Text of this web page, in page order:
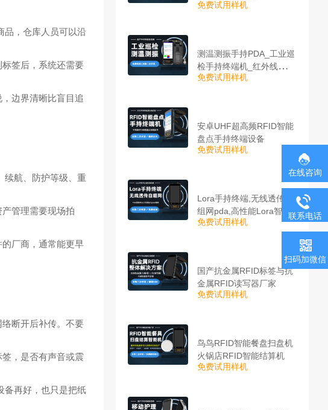
品，仓库人员可以沿
签后，系统还需要
边界清晰比盲目追
续航、防护等级、重
管理需要现场拍
厂商，通常能更早
断开后补传。不要
，是否有声音或震
备再好，也只是把纸
免费试用样机
测温测振手持PDA_工业巡
检手持终端机_红外线测温
PDA
免费试用样机
安卓UHF超高频RFID智能
盘点手持终端设备
免费试用样机
Lora手持终端,无线透传自
组网pda,高性能Lora智能
巡检机
免费试用样机
国产抗金属RFID标签与抗
金属RFID读写器厂家
免费试用样机
鸟鸟RFID智能餐盘扫盘机
火锅店RFID智能结算机
免费试用样机
在线咨询
联系电话
扫码加微信